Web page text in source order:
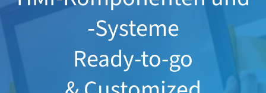
‑Systeme
Ready-​to-​go